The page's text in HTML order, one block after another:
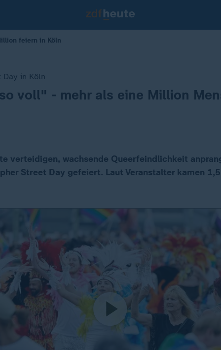
feiern in Köln
Day in Köln
voll" - mehr als eine Million
verteidigen, wachsende Queerfeindlichkeit
Street Day gefeiert. Laut Veranstalter kamen